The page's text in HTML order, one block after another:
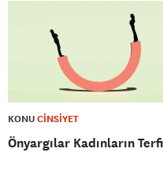
KONUCİNSİYET
Önyargılar Kadınların